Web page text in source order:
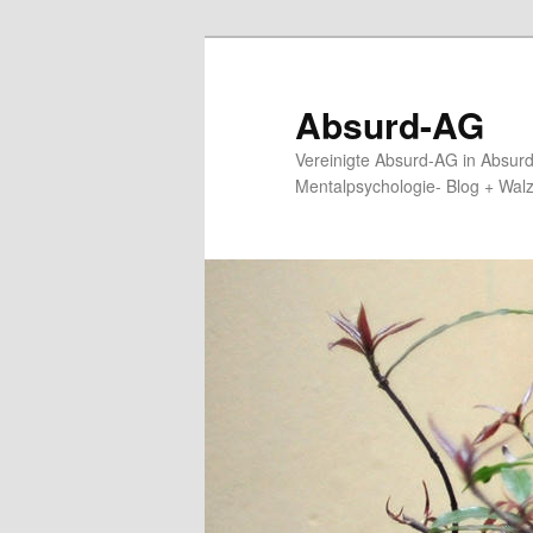
Absurd-AG
Vereinigte Absurd-AG in
Mentalpsychologie- Blog +